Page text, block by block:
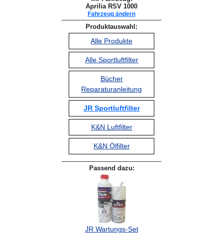
Aprilia RSV 1000
Fahrzeug ändern
Produktauswahl:
Alle Produkte
Alle Sportluftfilter
Bücher
Reparaturanleitung
JR Sportluftfilter
K&N Luftfilter
K&N Ölfilter
Passend dazu:
JR Wartungs-Set